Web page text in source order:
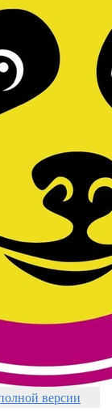
версии